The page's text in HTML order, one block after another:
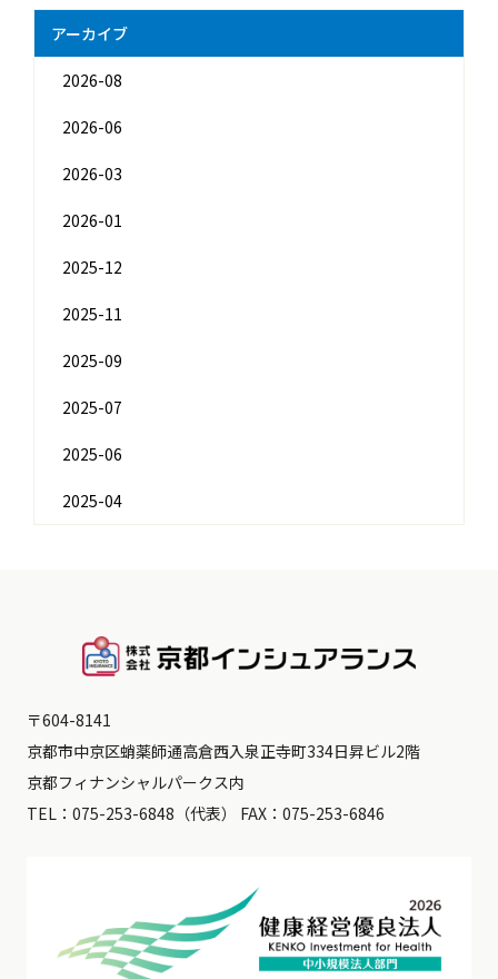
アーカイブ
2026-08
2026-06
2026-03
2026-01
2025-12
2025-11
2025-09
2025-07
2025-06
2025-04
〒604-8141
京都市中京区蛸薬師通高倉西入泉正寺町334日昇ビル2階
京都フィナンシャルパークス内
TEL： 075-253-6848 （代表） FAX：075-253-6846